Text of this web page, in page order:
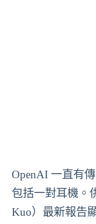
OpenAI 一直有
包括一對耳機。
Kuo）最新報告